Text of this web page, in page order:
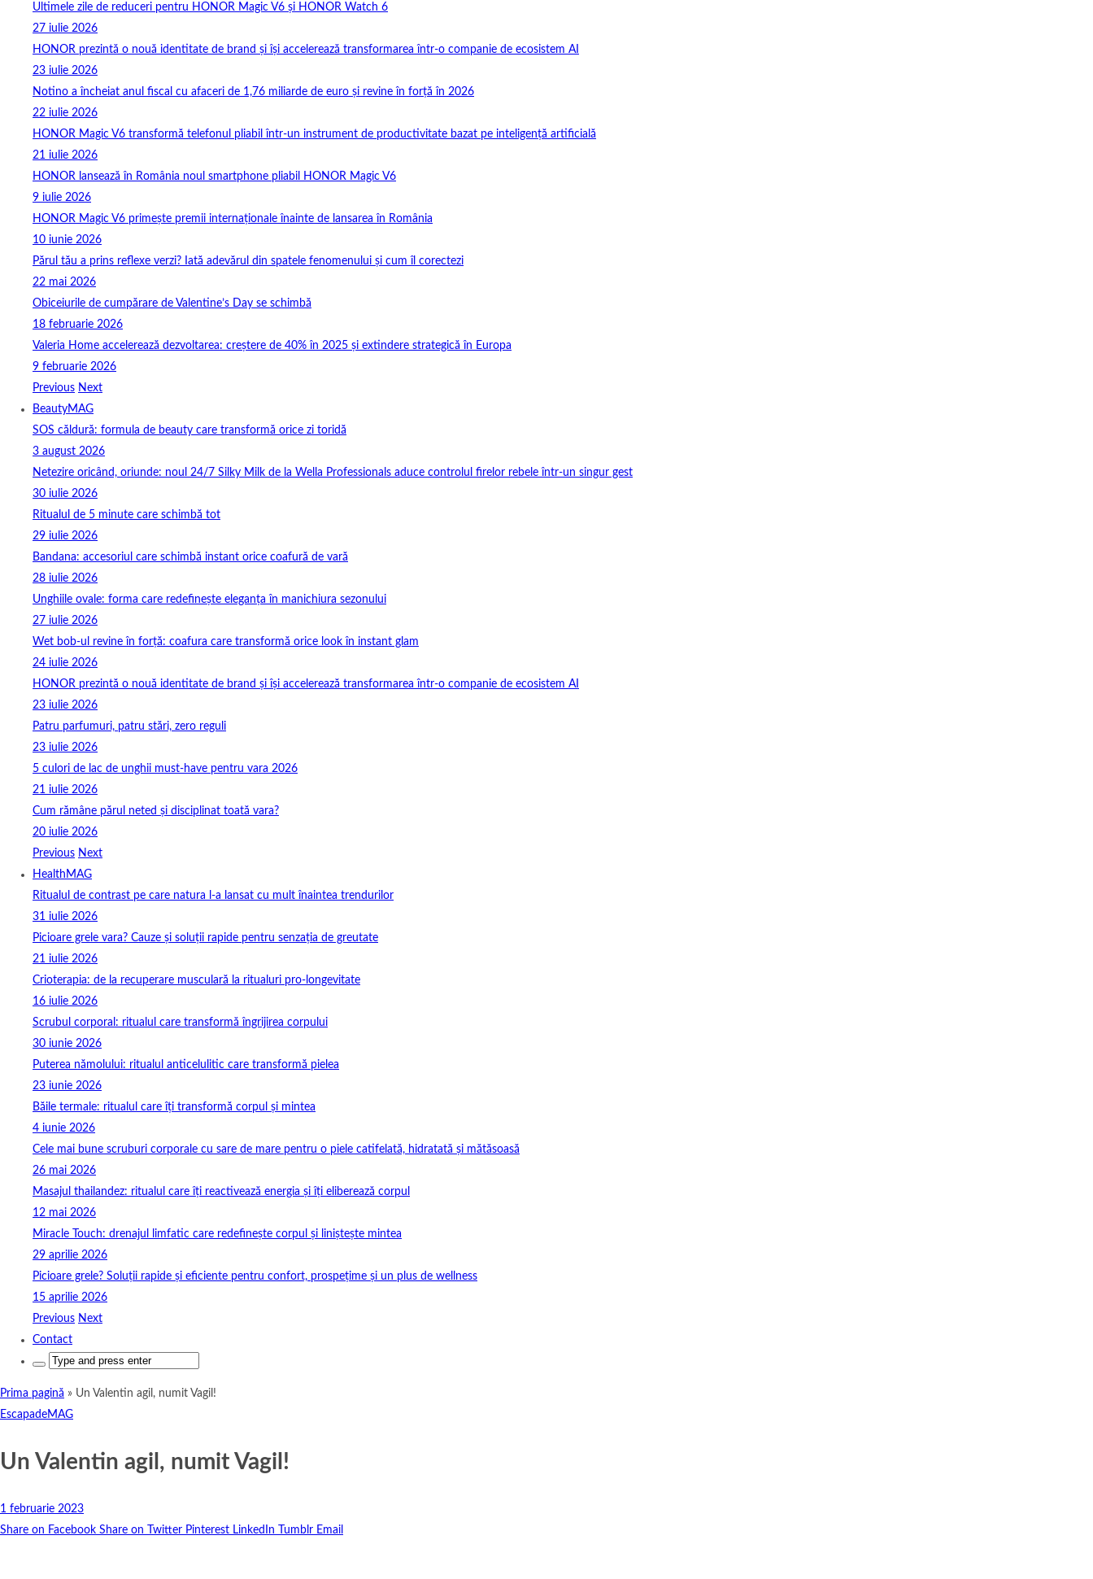
Ultimele zile de reduceri pentru HONOR Magic V6 și HONOR Watch 6
27 iulie 2026
HONOR prezintă o nouă identitate de brand și își accelerează transformarea într-o companie de ecosistem AI
23 iulie 2026
Notino a încheiat anul fiscal cu afaceri de 1,76 miliarde de euro și revine în forță în 2026
22 iulie 2026
HONOR Magic V6 transformă telefonul pliabil într-un instrument de productivitate bazat pe inteligență artificială
21 iulie 2026
HONOR lansează în România noul smartphone pliabil HONOR Magic V6
9 iulie 2026
HONOR Magic V6 primește premii internaționale înainte de lansarea în România
10 iunie 2026
Părul tău a prins reflexe verzi? Iată adevărul din spatele fenomenului și cum îl corectezi
22 mai 2026
Obiceiurile de cumpărare de Valentine’s Day se schimbă
18 februarie 2026
Valeria Home accelerează dezvoltarea: creștere de 40% în 2025 și extindere strategică în Europa
9 februarie 2026
Previous Next
BeautyMAG
SOS căldură: formula de beauty care transformă orice zi toridă
3 august 2026
Netezire oricând, oriunde: noul 24/7 Silky Milk de la Wella Professionals aduce controlul firelor rebele într-un singur gest
30 iulie 2026
Ritualul de 5 minute care schimbă tot
29 iulie 2026
Bandana: accesoriul care schimbă instant orice coafură de vară
28 iulie 2026
Unghiile ovale: forma care redefinește eleganța în manichiura sezonului
27 iulie 2026
Wet bob-ul revine în forță: coafura care transformă orice look în instant glam
24 iulie 2026
HONOR prezintă o nouă identitate de brand și își accelerează transformarea într-o companie de ecosistem AI
23 iulie 2026
Patru parfumuri, patru stări, zero reguli
23 iulie 2026
5 culori de lac de unghii must‑have pentru vara 2026
21 iulie 2026
Cum rămâne părul neted și disciplinat toată vara?
20 iulie 2026
Previous Next
HealthMAG
Ritualul de contrast pe care natura l-a lansat cu mult înaintea trendurilor
31 iulie 2026
Picioare grele vara? Cauze și soluții rapide pentru senzația de greutate
21 iulie 2026
Crioterapia: de la recuperare musculară la ritualuri pro‑longevitate
16 iulie 2026
Scrubul corporal: ritualul care transformă îngrijirea corpului
30 iunie 2026
Puterea nămolului: ritualul anticelulitic care transformă pielea
23 iunie 2026
Băile termale: ritualul care îți transformă corpul și mintea
4 iunie 2026
Cele mai bune scruburi corporale cu sare de mare pentru o piele catifelată, hidratată și mătăsoasă
26 mai 2026
Masajul thailandez: ritualul care îți reactivează energia și îți eliberează corpul
12 mai 2026
Miracle Touch: drenajul limfatic care redefinește corpul și liniștește mintea
29 aprilie 2026
Picioare grele? Soluții rapide și eficiente pentru confort, prospețime și un plus de wellness
15 aprilie 2026
Previous Next
Contact
Search
Prima pagină » Un Valentin agil, numit Vagil!
EscapadeMAG
Un Valentin agil, numit Vagil!
1 februarie 2023
Share on Facebook Share on Twitter Pinterest LinkedIn Tumblr Email